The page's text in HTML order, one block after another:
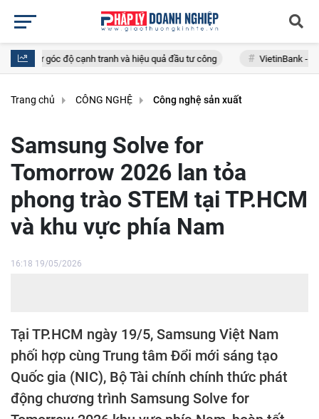
và hiệu quả đầu tư công VietinBank - Ngân hàng Việt Nam duy
Trang chủ CÔNG NGHỆ Công nghệ sản xuất
Samsung Solve for
Tomorrow 2026 lan tỏa
phong trào STEM tại TP.HCM
và khu vực phía Nam
16:18 19/05/2026
Tại TP.HCM ngày 19/5, Samsung Việt Nam
phối hợp cùng Trung tâm Đổi mới sáng tạo
Quốc gia (NIC), Bộ Tài chính chính thức phát
động chương trình Samsung Solve for